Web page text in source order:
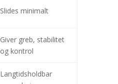
Slides minimalt
Giver greb, stabilitet
og kontrol
Langtidsholdbar